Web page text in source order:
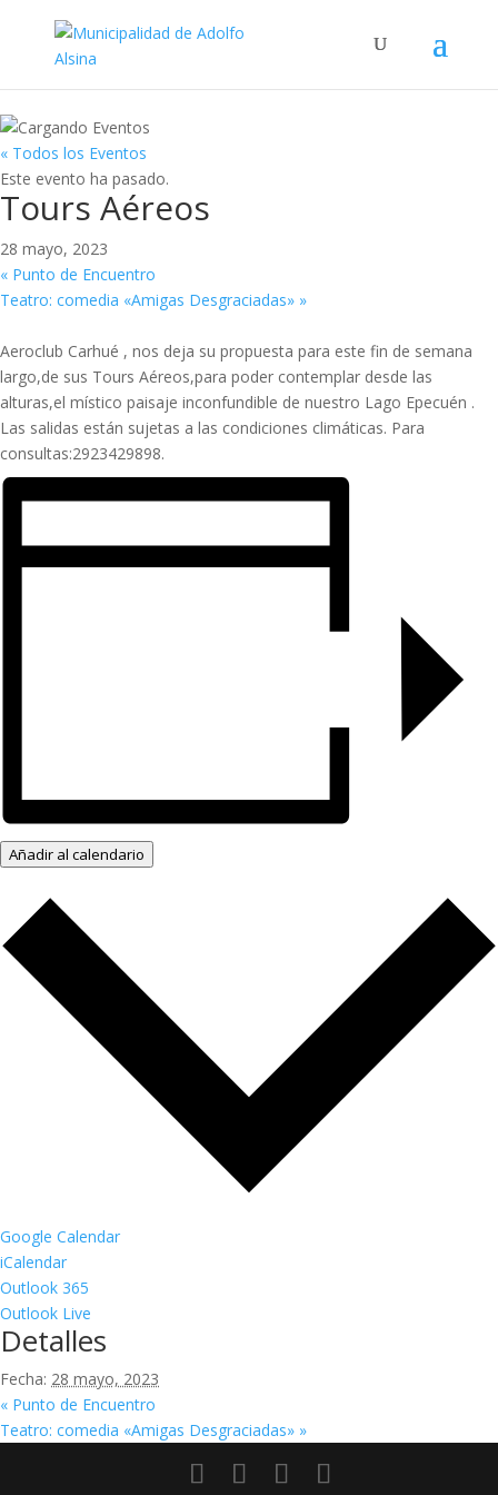
« Todos los Eventos
Este evento ha pasado.
Tours Aéreos
28 mayo, 2023
« Punto de Encuentro
Teatro: comedia «Amigas Desgraciadas» »
Aeroclub Carhué , nos deja su propuesta para este fin de semana
largo,de sus Tours Aéreos,para poder contemplar desde las
alturas,el místico paisaje inconfundible de nuestro Lago Epecuén .
Las salidas están sujetas a las condiciones climáticas. Para
consultas:2923429898.
Añadir al calendario
Google Calendar
iCalendar
Outlook 365
Outlook Live
Detalles
Fecha: 28 mayo, 2023
« Punto de Encuentro
Teatro: comedia «Amigas Desgraciadas» »